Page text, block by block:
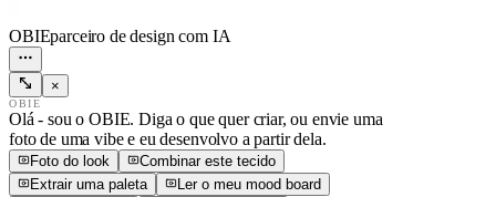
OBIEparceiro de design com IA
×
OBIE
Olá - sou o OBIE. Diga o que quer criar, ou envie uma
foto de uma vibe e eu desenvolvo a partir dela.
Foto do look
Combinar este tecido
Extrair uma paleta
Ler o meu mood board